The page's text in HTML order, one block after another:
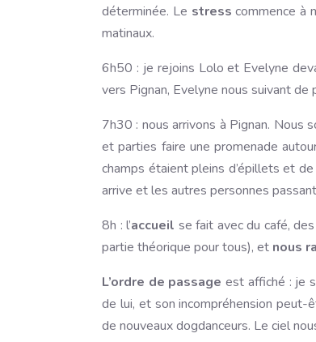
déterminée. Le stress commence à
matinaux.
6h50 : je rejoins Lolo et Evelyne
vers Pignan, Evelyne nous suivant de
7h30 : nous arrivons à Pignan. Nous
et parties faire une promenade
champs étaient pleins d’épillets et
arrive et les autres personnes
8h : l’accueil se fait avec du café,
partie théorique pour tous), et nous
L’ordre de passage est affiché : je
de lui, et son incompréhension peut-
de nouveaux dogdanceurs. Le ciel